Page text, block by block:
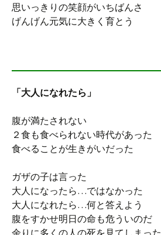
思いっきりの笑顔がいちばんさ
げんげん元気に大きく育とう
「大人になれたら」
腹が満たされない
２食も食べられない時代があった
食べることが生きがいだった
ガザの子は言った
大人になったら…ではなかった
大人になれたら…何と答えよう
腹をすかせ明日の命も危ういのだ